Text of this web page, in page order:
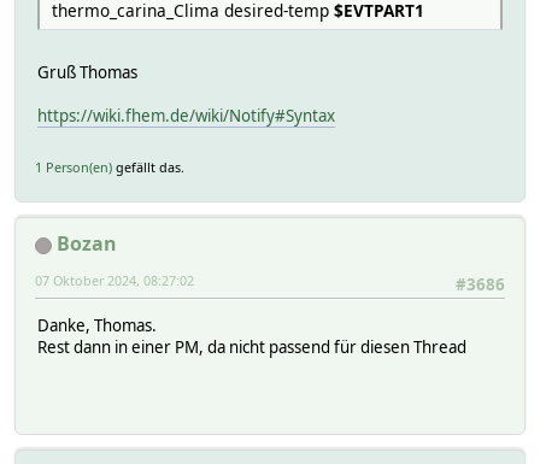
thermo_carina_Clima desired-temp $EVTPART1
Gruß Thomas
https://wiki.fhem.de/wiki/Notify#Syntax
1 Person(en) gefällt das.
Bozan
#3686
07 Oktober 2024, 08:27:02
Danke, Thomas.
Rest dann in einer PM, da nicht passend für diesen Thread